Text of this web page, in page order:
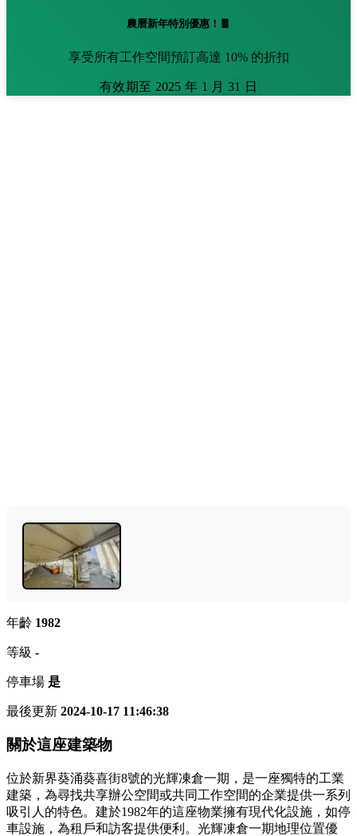
農曆新年特別優惠！🧧
享受所有工作空間預訂高達 10% 的折扣
有效期至 2025 年 1 月 31 日
年齡 1982
等級 -
停車場 是
最後更新 2024-10-17 11:46:38
關於這座建築物
位於新界葵涌葵喜街8號的光輝凍倉一期，是一座獨特的工業
建築，為尋找共享辦公空間或共同工作空間的企業提供一系列
吸引人的特色。建於1982年的這座物業擁有現代化設施，如停
車設施，為租戶和訪客提供便利。光輝凍倉一期地理位置優